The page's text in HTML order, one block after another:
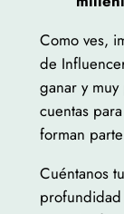
Como ves,
de
ganar y
cuentas
forman
Cuéntanos